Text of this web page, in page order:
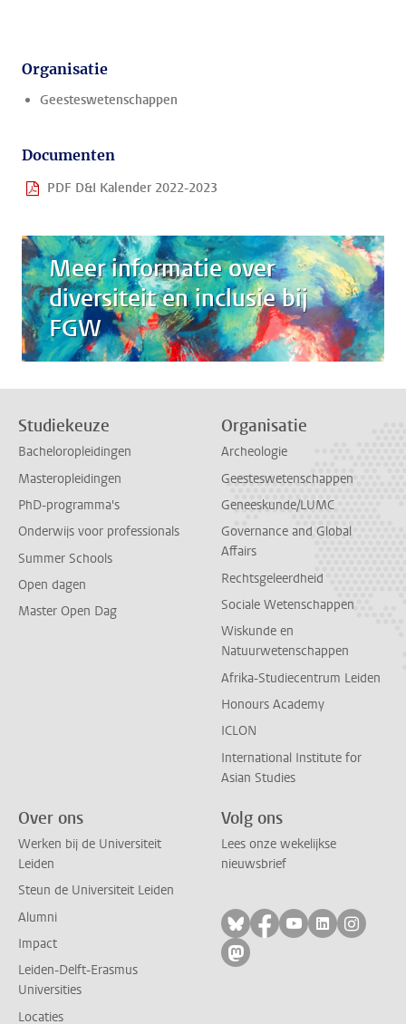
Organisatie
Geesteswetenschappen
Documenten
PDF D&I Kalender 2022-2023
Meer informatie over
diversiteit en inclusie bij
FGW
Studiekeuze
Bacheloropleidingen
Masteropleidingen
PhD-programma's
Onderwijs voor professionals
Summer Schools
Open dagen
Master Open Dag
Organisatie
Archeologie
Geesteswetenschappen
Geneeskunde/LUMC
Governance and Global
Affairs
Rechtsgeleerdheid
Sociale Wetenschappen
Wiskunde en
Natuurwetenschappen
Afrika-Studiecentrum Leiden
Honours Academy
ICLON
International Institute for
Asian Studies
Over ons
Werken bij de Universiteit
Leiden
Steun de Universiteit Leiden
Alumni
Impact
Leiden-Delft-Erasmus
Universities
Locaties
Volg ons
Lees onze wekelijkse
nieuwsbrief
Volg ons op bluesky
Volg ons op
Volg ons op
Volg ons
Volg
Volg ons op mastodon